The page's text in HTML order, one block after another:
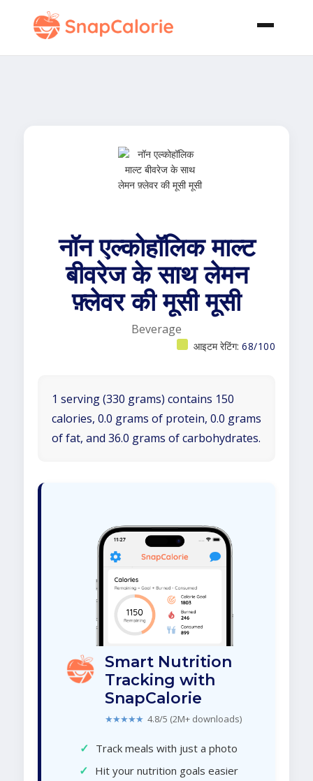
नॉन एल्कोहॉलिक माल्ट
बीवरेज के साथ लेमन
फ़्लेवर की मूसी मूसी
Beverage
आइटम रेटिंग: 68/100
1 serving (330 grams) contains 150
calories, 0.0 grams of protein, 0.0 grams
of fat, and 36.0 grams of carbohydrates.
Smart Nutrition
Tracking with
SnapCalorie
★★★★★ 4.8/5 (2M+ downloads)
✓ Track meals with just a photo
✓ Hit your nutrition goals easier